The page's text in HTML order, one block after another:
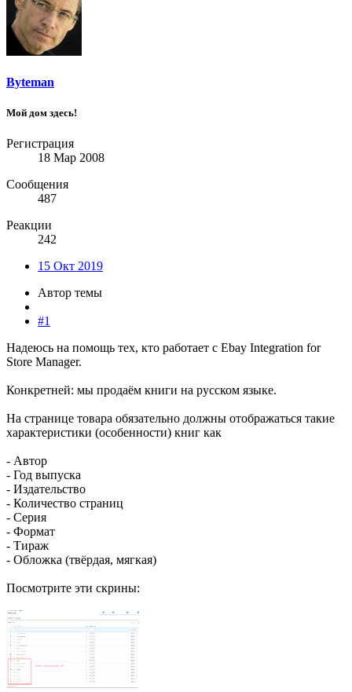
Byteman
Мой дом здесь!
Регистрация
18 Мар 2008
Сообщения
487
Реакции
242
15 Окт 2019
Автор темы
#1
Надеюсь на помощь тех, кто работает с Ebay Integration for
Store Manager.
Конкретней: мы продаём книги на русском языке.
На странице товара обязательно должны отображаться такие
характеристики (особенности) книг как
- Автор
- Год выпуска
- Издательство
- Количество страниц
- Серия
- Формат
- Тираж
- Обложка (твёрдая, мягкая)
Посмотрите эти скрины: